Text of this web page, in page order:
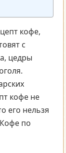
кофе,
с
цедры
кофе не
его нельзя
по